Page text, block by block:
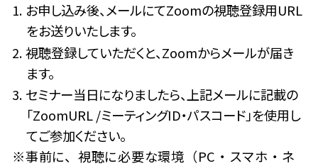
1. お申し込み後、メールにてZoomの視聴登録用URL
をお送りいたします。
2. 視聴登録していただくと、Zoomからメールが届き
ます。
3. セミナー当日になりましたら、上記メールに記載の
「ZoomURL /ミーティングID・パスコード」を使用し
てご参加ください。
※事前に、視聴に必要な環境（PC・スマホ・ネ